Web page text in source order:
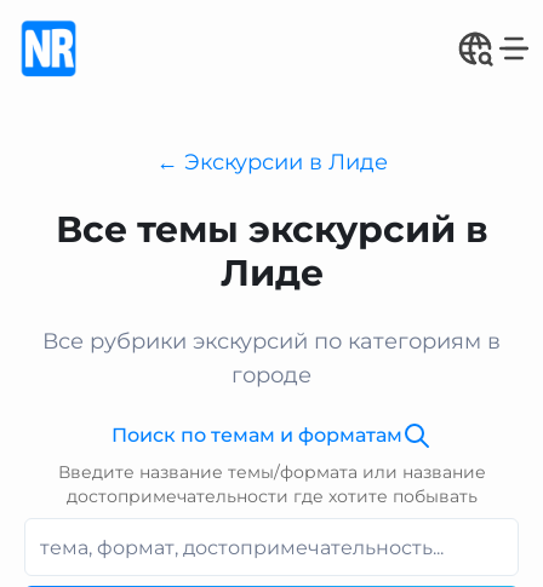
← Экскурсии в Лиде
Все темы экскурсий в
Лиде
Все рубрики экскурсий по категориям в
городе
Поиск по темам и форматам
Введите название темы/формата или название
достопримечательности где хотите побывать